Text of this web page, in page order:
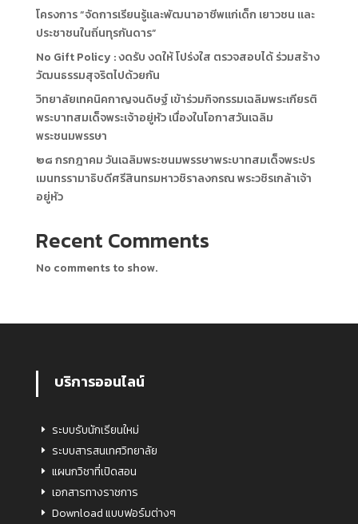
โครงการ “จัดการเรียนรู้และพัฒนาอาชีพแก่เด็ก เยาวชน และ
ประชาชนในถิ่นทุรกันดาร”
No Gift Policy : งดรับ งดให้ โปร่งใส ตรวจสอบได้ ร่วมสร้าง
วัฒนธรรมสุจริตไปด้วยกัน
วิทยาลัยเทคนิคกาญจนดิษฐ์ เข้าร่วมกิจกรรมเฉลิมพระเกียรติ
พระบาทสมเด็จพระเจ้าอยู่หัว เนื่องในโอกาสวันเฉลิม
พระชนมพรรษา
๒๘ กรกฎาคม วันเฉลิมพระชนมพรรษาพระบาทสมเด็จพระปร
เมนทรรามาธิบดีศรีสินทรมหาวชิราลงกรณ พระวชิรเกล้าเจ้า
อยู่หัว
Recent Comments
No comments to show.
บริการออนไลน์
ระบบรับนักเรียนใหม่
ระบบสารสนเทศวิทยาลัย
แผนกวิชาที่เปิดสอน
เอกสารทางราชการ
Download แบบฟอร์มต่างๆ